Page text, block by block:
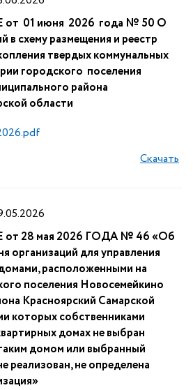
01 июня 2026 года № 50 О
в схему размещения и реестр
твердых коммунальных
городского поселения
района
области
Скачать
28 мая 2026 ГОДА № 46 «Об
организаций для управления
расположенными на
поселения Новосемейкино
Красноярский Самарской
которых собственниками
домах не выбран
домом или выбранный
реализован, не определена